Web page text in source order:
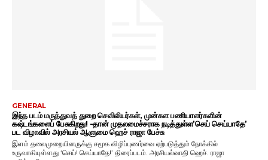
GENERAL
இந்த படம் மருத்துவத் துறை செவிலியர்கள், முன்கள பணியாளர்களின்
கஷ்டங்களைப் பேசுகிறது! -தான் முதலமைச்சராக நடித்துள்ள’செய் செய்யாதே’
பட விழாவில் அரசியல் ஆளுமை ஹெச் ராஜா பேச்சு
இளம் தலைமுறையினருக்கு சமூக விழிப்புணர்வை ஏற்படுத்தும் நோக்கில்
உருவாகியுள்ளது ‘செய்! செய்யாதே!’ திரைப்படம். அரசியல்வாதி ஹெச். ராஜா